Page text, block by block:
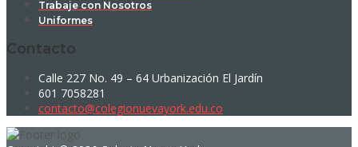
Trabaje con Nosotros
Uniformes
Contacto
Calle 227 No. 49 – 64 Urbanización El Jardín
601 7058281
contacto@colegionuevayork.edu.co